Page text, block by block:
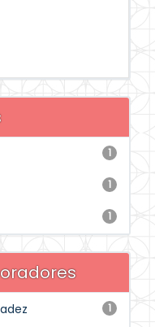
1
1
1
1